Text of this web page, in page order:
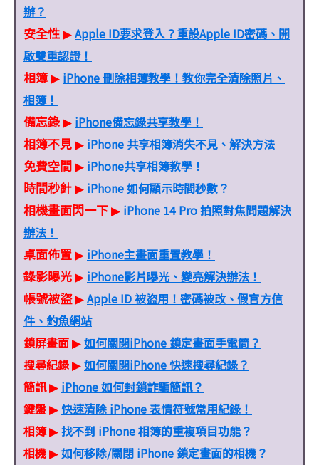
辦？
安全性▶Apple ID要求登入？重設Apple ID密碼、開
啟雙重認證！
相簿▶ iPhone 刪除相簿教學！教你完全清除照片、
相簿！
備忘錄▶ iPhone備忘錄共享教學！
相簿不見▶ iPhone 共享相簿消失不見、解決方法
免費空間▶ iPhone共享相簿教學！
時間秒針▶ iPhone 如何顯示時間秒數？
相機畫面閃一下▶ iPhone 14 Pro 拍照對焦問題解決
辦法！
桌面佈置▶ iPhone主畫面重置教學！
錄影曝光▶ iPhone影片曝光、變亮解決辦法！
帳號被盜▶Apple ID 被盜用！密碼被改、假官方信
件、釣魚網站
鎖屏畫面▶如何關閉iPhone 鎖定畫面手電筒？
搜尋紀錄▶如何關閉iPhone 快速搜尋紀錄？
簡訊▶ iPhone 如何封鎖詐騙簡訊？
鍵盤▶快速清除 iPhone 表情符號常用紀錄！
相簿▶找不到 iPhone 相簿的重複項目功能？
相機▶如何移除/關閉 iPhone 鎖定畫面的相機？